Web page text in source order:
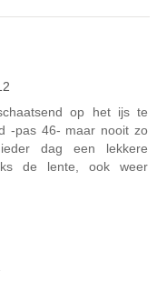
op het ijs te
-pas 46- maar nooit zo
dag een lekkere
de lente, ook weer